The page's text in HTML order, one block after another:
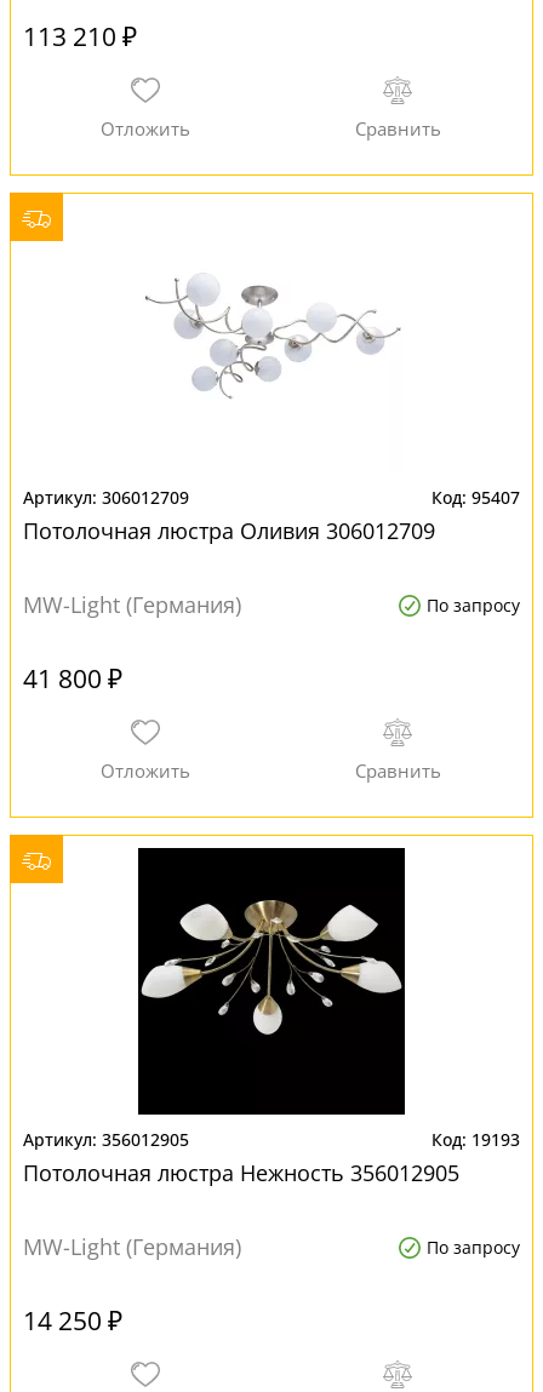
113 210 ₽
306012709 95407
Потолочная люстра Оливия 306012709
MW-Light (Германия) По запросу
41 800 ₽
356012905 19193
Потолочная люстра Нежность 356012905
MW-Light (Германия) По запросу
14 250 ₽